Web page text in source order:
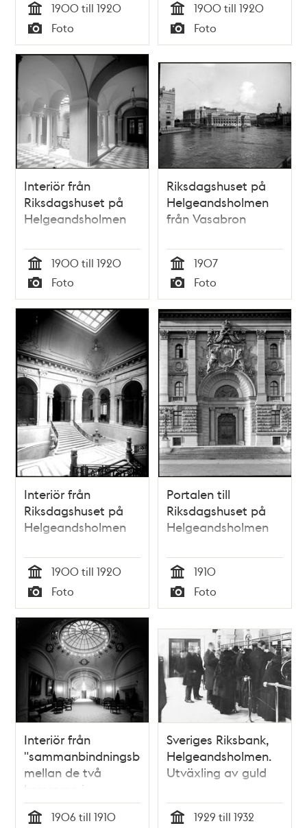
Tid
1900 till 1920
Typ
Foto Tid
1900 till 1920
Typ
Foto
Interiör från
Riksdagshuset på
Helgeandsholmen
Tid
1900 till 1920
Typ
Foto
Riksdagshuset på
Helgeandsholmen
från Vasabron
Tid
1907
Typ
Foto
Interiör från
Riksdagshuset på
Helgeandsholmen
Tid
1900 till 1920
Typ
Foto
Portalen till
Riksdagshuset på
Helgeandsholmen
Tid
1910
Typ
Foto
Interiör från
"sammanbindningsbanan"
mellan de två
kamrarna i
Riksdagshuset på
Helgeandsholmen
1906 till 1910
Sveriges Riksbank,
Helgeandsholmen.
Utväxling av guld
1929 till 1932